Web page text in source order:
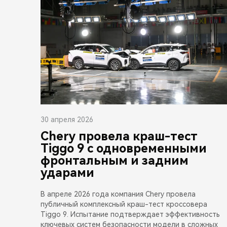
30 апреля 2026
Chery провела краш-тест
Tiggo 9 с одновременными
фронтальным и задним
ударами
В апреле 2026 года компания Chery провела
публичный комплексный краш-тест кроссовера
Tiggo 9. Испытание подтверждает эффективность
ключевых систем безопасности модели в сложных